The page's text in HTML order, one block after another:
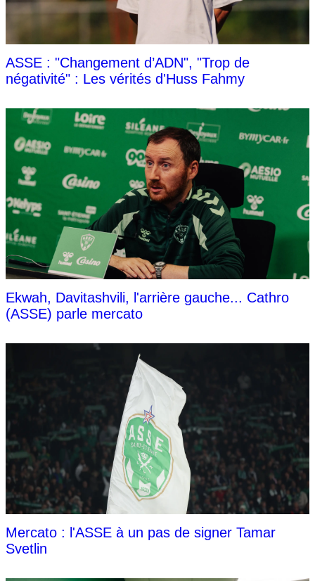
ASSE : "Changement d’ADN", "Trop de
négativité" : Les vérités d'Huss Fahmy
Ekwah, Davitashvili, l'arrière gauche... Cathro
(ASSE) parle mercato
Mercato : l'ASSE à un pas de signer Tamar
Svetlin